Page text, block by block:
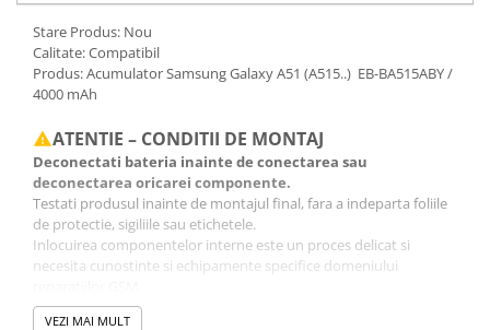
Stare Produs: Nou
Calitate: Compatibil
Produs: Acumulator Samsung Galaxy A51 (A515..) EB-BA515ABY /
4000 mAh
ATENTIE – CONDITII DE MONTAJ
Deconectati bateria inainte de conectarea sau
deconectarea oricarei componente.
Testati produsul inainte de montajul final, fara a indeparta foliile
de protectie, sigiliile sau etichetele.
Inlocuirea componentelor interne este un proces delicat si
necesita cunostinte si echipamente specifice domeniului
Se recomanda montajul intr-un service specializat.
VEZI MAI MULT